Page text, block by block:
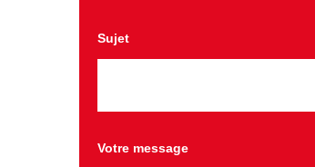
Sujet
Votre message